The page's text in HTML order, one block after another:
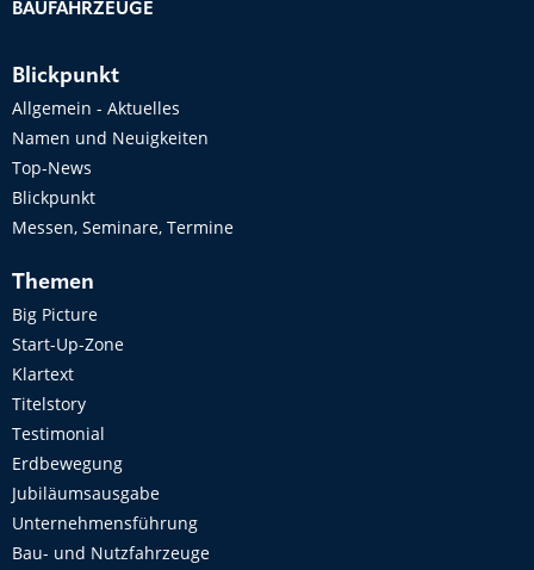
BAUFAHRZEUGE
Blickpunkt
Allgemein - Aktuelles
Namen und Neuigkeiten
Top-News
Blickpunkt
Messen, Seminare, Termine
Themen
Big Picture
Start-Up-Zone
Klartext
Titelstory
Testimonial
Erdbewegung
Jubiläumsausgabe
Unternehmensführung
Bau- und Nutzfahrzeuge